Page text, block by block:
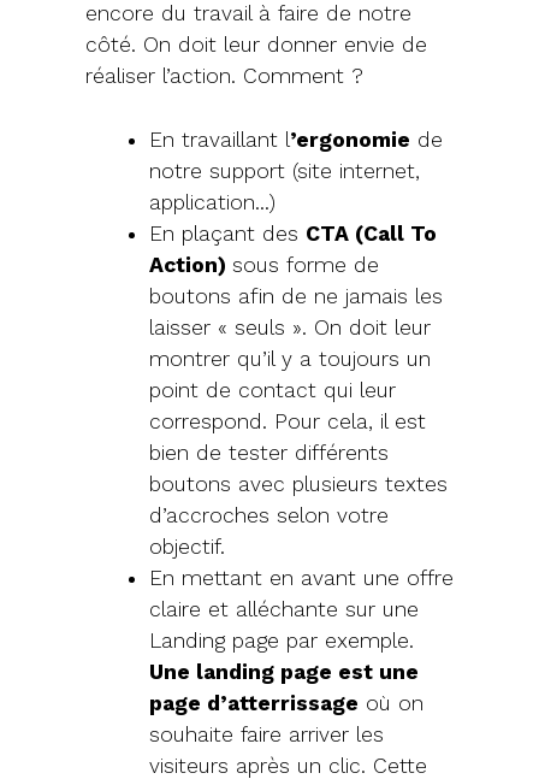
encore du travail à faire de notre
côté. On doit leur donner envie de
réaliser l’action. Comment ?
En travaillant l’ergonomie de
notre support (site internet,
application…)
En plaçant des CTA (Call To
Action) sous forme de
boutons afin de ne jamais les
laisser « seuls ». On doit leur
montrer qu’il y a toujours un
point de contact qui leur
correspond. Pour cela, il est
bien de tester différents
boutons avec plusieurs textes
d’accroches selon votre
objectif.
En mettant en avant une offre
claire et alléchante sur une
Landing page par exemple.
Une landing page est une
page d’atterrissage où on
souhaite faire arriver les
visiteurs après un clic. Cette